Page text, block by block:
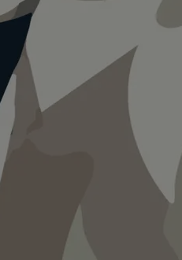
…
ein guter Tag
Schatten vorhanden,